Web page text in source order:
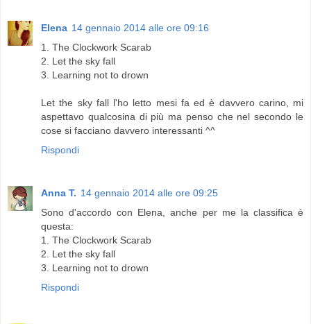
Elena 14 gennaio 2014 alle ore 09:16
1. The Clockwork Scarab
2. Let the sky fall
3. Learning not to drown
Let the sky fall l'ho letto mesi fa ed è davvero carino, mi
aspettavo qualcosina di più ma penso che nel secondo le
cose si facciano davvero interessanti ^^
Rispondi
Anna T. 14 gennaio 2014 alle ore 09:25
Sono d'accordo con Elena, anche per me la classifica è
questa:
1. The Clockwork Scarab
2. Let the sky fall
3. Learning not to drown
Rispondi